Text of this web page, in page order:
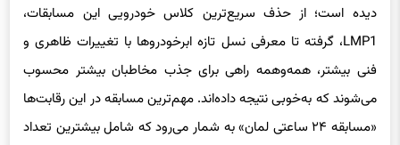
دیده است؛ از حذف سریع‌ترین کلاس خودرویی این مسابقات،
LMP1، گرفته تا معرفی نسل تازه ابرخودروها با تغییرات ظاهری و
فنی بیشتر، همه‌وهمه راهی برای جذب مخاطبان بیشتر محسوب
می‌شوند که به‌خوبی نتیجه داده‌اند. مهم‌ترین مسابقه در این رقابت‌ها
«مسابقه ۲۴ ساعتی لمان» به شمار می‌رود که شامل بیشترین تعداد